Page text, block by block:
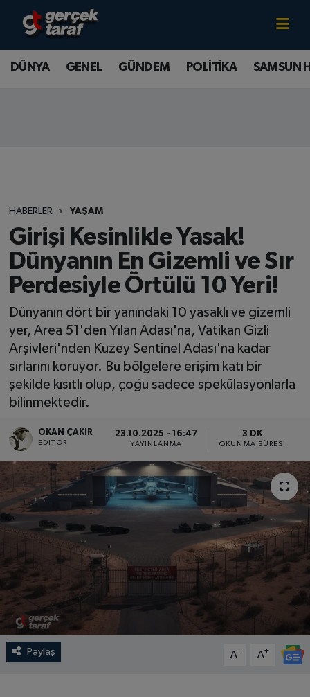
DÜNYA GENEL GÜNDEM POLİTİKA SAMSUN
HABERLER YAŞAM
Girişi Kesinlikle Yasak!
Dünyanın En Gizemli ve Sır
Perdesiyle Örtülü 10 Yeri!
Dünyanın dört bir yanındaki 10 yasaklı ve gizemli
yer, Area 51'den Yılan Adası'na, Vatikan Gizli
Arşivleri'nden Kuzey Sentinel Adası'na kadar
sırlarını koruyor. Bu bölgelere erişim katı bir
şekilde kısıtlı olup, çoğu sadece spekülasyonlarla
bilinmektedir.
OKAN ÇAKIR
EDITÖR
23.10.2025 - 16:47
YAYINLANMA
3 DK
OKUNMA SÜRESI
Paylaş A- A+
Canlı TV İzle
DÜNYA
SAMSUNSPOR
SAĞLIK
TEKNOLOJİ
SPOR
EKONOMİ
TEKNOLOJİ
YAŞAM
YEMEK
Samsun Nöbetçi Eczaneler
Tüm Manşetler
Son Dakika Haberleri
Haber Arşivi